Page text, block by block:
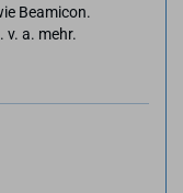
Beamicon.
v. a. mehr.